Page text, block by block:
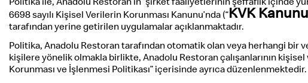
Politika ile, Anadolu Restoran’ın “şirket faaliyetlerinin şeffaflık
6698 sayılı Kişisel Verilerin Korunması Kanunu’nda (“KVK Kanunu
tarafından yerine getirilen uygulamalar açıklanmaktadır.
Politika, Anadolu Restoran tarafından otomatik olan veya herhangi
kişilere yönelik olmakla birlikte, Anadolu Restoran çalışanlarının
Korunması ve İşlenmesi Politikası” içerisinde ayrıca düzenlenmektedir.